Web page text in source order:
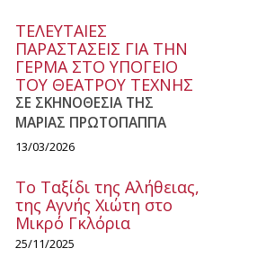
ΤΕΛΕΥΤΑΙΕΣ
ΠΑΡΑΣΤΑΣΕΙΣ ΓΙΑ ΤΗΝ
ΓΕΡΜΑ ΣΤΟ ΥΠΟΓΕΙΟ
ΤΟΥ ΘΕΑΤΡΟΥ ΤΕΧΝΗΣ
ΣΕ ΣΚΗΝΟΘΕΣΙΑ ΤΗΣ
ΜΑΡΙΑΣ ΠΡΩΤΟΠΑΠΠΑ
13/03/2026
Το Ταξίδι της Αλήθειας,
της Αγνής Χιώτη στο
Μικρό Γκλόρια
25/11/2025